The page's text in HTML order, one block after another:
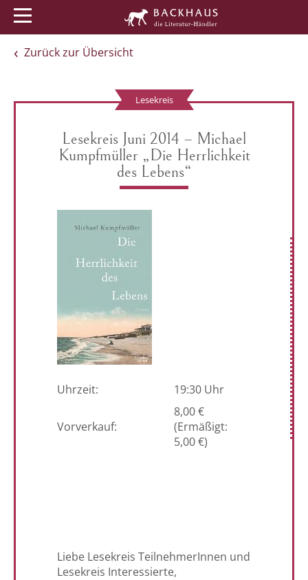
Zurück zur Übersicht
Lesekreis
Lesekreis Juni 2014 – Michael
Kumpfmüller „Die Herrlichkeit
des Lebens“
Uhrzeit: 19:30 Uhr
Vorverkauf:
8,00 €
(Ermäßigt:
5,00 €)
Liebe Lesekreis TeilnehmerInnen und
Lesekreis Interessierte,